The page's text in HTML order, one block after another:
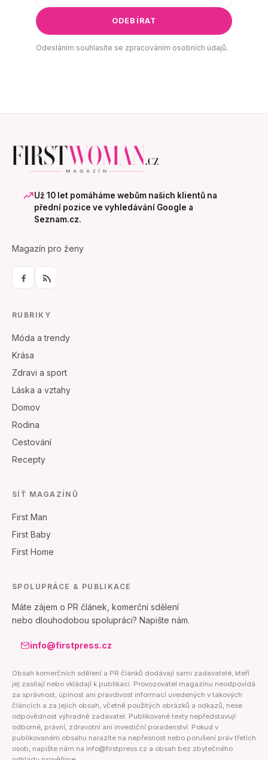
ODEBÍRAT
Odesláním souhlasíte se zpracováním osobních údajů.
Už 10 let pomáháme webům našich klientů na
přední pozice ve vyhledávání Google a
Seznam.cz.
Magazín pro ženy
RUBRIKY
Móda a trendy
Krása
Zdravi a sport
Láska a vztahy
Domov
Rodina
Cestování
Recepty
SÍŤ MAGAZÍNŮ
First Man
First Baby
First Home
SPOLUPRÁCE & PUBLIKACE
Máte zájem o PR článek, komerční sdělení
nebo dlouhodobou spolupráci? Napište nám.
info@firstpress.cz
Obsah komerčních sdělení a PR článků dodávají sami zadavatelé, kteří
jej zasílají nebo vkládají k publikaci. Provozovatel magazínu neodpovídá
za správnost, úplnost ani pravdivost informací uvedených v takových
článcích a za jejich obsah, včetně použitých obrázků a odkazů, nese
odpovědnost výhradně zadavatel. Publikované texty nepředstavují
odborné, právní, zdravotní ani investiční poradenství. Pokud v
publikovaném obsahu narazíte na nepřesnost nebo porušení práv třetích
osob, napište nám na info@firstpress.cz a obsah bez zbytečného